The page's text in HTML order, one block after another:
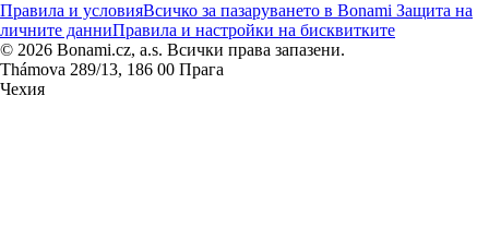
Правила и условияВсичко за пазаруването в Bonami Защита на
личните данниПравила и настройки на бисквитките
© 2026 Bonami.cz, a.s. Всички права запазени.
Thámova 289/13, 186 00 Прага
Чехия